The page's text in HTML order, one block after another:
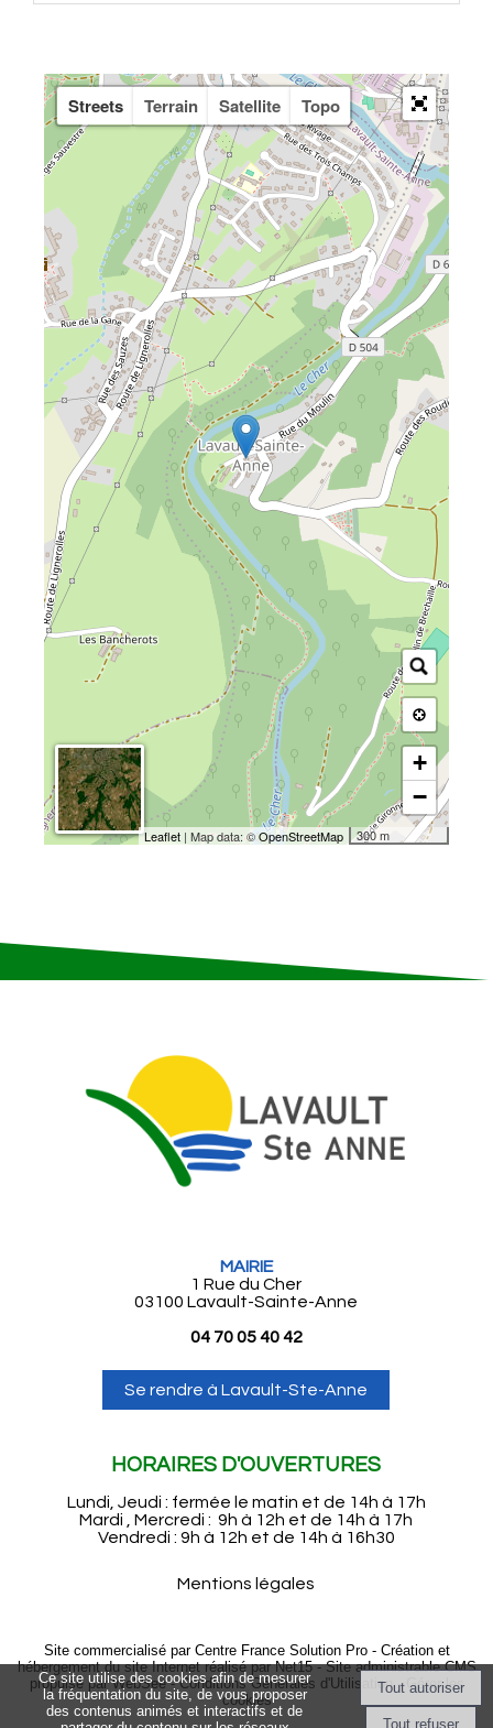
des transports urbains montluçonnais (lignes 3 et
9). Pour plus d'information, vous pouvez consulter
leSITE DU RÉSEAU MAELIS.
Transport ferroviaire
La principale gare ferroviaire la plus proche est
celle de Montluçon, dont voici les liaisons directes
:
Montluçon - Paris
Montluçon - Lyon
Montluçon - Bordeaux
Montluçon - Clermont Ferrand
sur
GOOGLE MAPS .
Streets Terrain Satellite Topo
+
−
300 m
Leaflet| Map data: ©OpenStreetMap
MAIRIE
1 Rue du Cher
03100 Lavault-Sainte-Anne
04 70 05 40 42
Se rendre à Lavault-Ste-Anne
HORAIRES D'OUVERTURES
Lundi, Jeudi : fermée le matin et de 14h à 17h
Mardi , Mercredi : 9h à 12h et de 14h à 17h
Vendredi : 9h à 12h et de 14h à 16h30
Mentions légales
Site commercialisé par Centre France Solution Pro- Création et
hébergement du site Internet réalisé par Net15-Site administrable CMS
propulsé par WebSee-Conditions Générales d'Utilisation- Gérer les
cookies
Ce site utilise des cookies afin de mesurer
la fréquentation du site, de vous proposer
des contenus animés et interactifs et de